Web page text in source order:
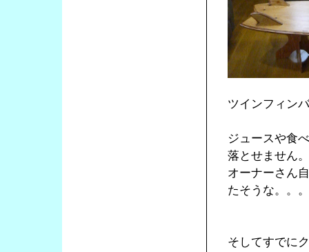
ツインフィン
ジュースや食
落とせません。
オーナーさん
たそうな。。。
そしてすでに